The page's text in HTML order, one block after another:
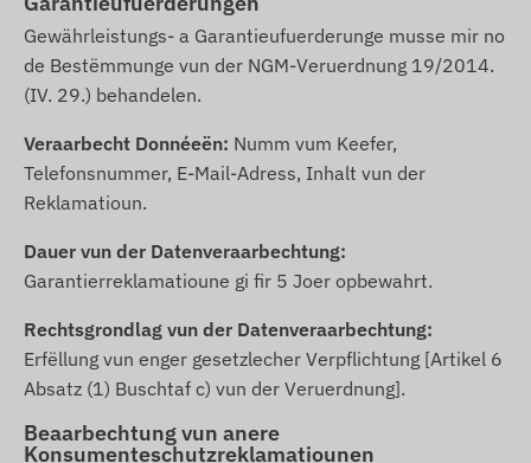
Gewährleistungs- a Garantieufuerderunge musse mir no
de Bestëmmunge vun der NGM-Veruerdnung 19/2014.
(IV. 29.) behandelen.
Veraarbecht Donnéeën: Numm vum Keefer,
Telefonsnummer, E-Mail-Adress, Inhalt vun der
Reklamatioun.
Dauer vun der Datenveraarbechtung:
Garantierreklamatioune gi fir 5 Joer opbewahrt.
Rechtsgrondlag vun der Datenveraarbechtung:
Erfëllung vun enger gesetzlecher Verpflichtung [Artikel 6
Absatz (1) Buschtaf c) vun der Veruerdnung].
Beaarbechtung vun anere
Konsumenteschutzreklamatiounen